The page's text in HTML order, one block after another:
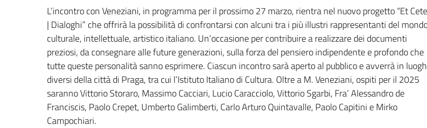
L’incontro con Veneziani, in programma per il prossimo 27 marzo, rientra nel nuovo progetto “Et
| Dialoghi” che offrirà la possibilità di confrontarsi con alcuni tra i più illustri rappresentanti del
culturale, intellettuale, artistico italiano. Un’occasione per contribuire a realizzare dei documenti
preziosi, da consegnare alle future generazioni, sulla forza del pensiero indipendente e profondo che
tutte queste personalità sanno esprimere. Ciascun incontro sarà aperto al pubblico e avverrà in
diversi della città di Praga, tra cui l’Istituto Italiano di Cultura. Oltre a M. Veneziani, ospiti per il 2025
saranno Vittorio Storaro, Massimo Cacciari, Lucio Caracciolo, Vittorio Sgarbi, Fra’ Alessandro de
Franciscis, Paolo Crepet, Umberto Galimberti, Carlo Arturo Quintavalle, Paolo Capitini e Mirko
Campochiari.